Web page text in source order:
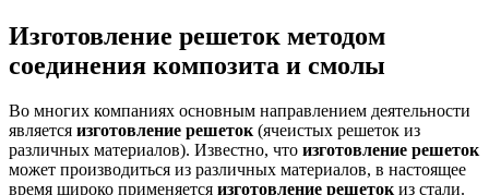
Изготовление решеток методом
соединения композита и смолы
Во многих компаниях основным направлением деятельности
является изготовление решеток(ячеистых решеток из
различных материалов). Известно, что изготовление решеток
может производиться из различных материалов, в настоящее
время широко применяется изготовление решетокиз стали.